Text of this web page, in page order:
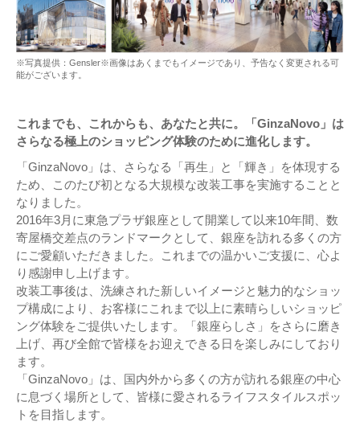
※写真提供：Gensler※画像はあくまでもイメージであり、予告なく変更される可
能がございます。
これまでも、これからも、あなたと共に。「GinzaNovo」は
さらなる極上のショッピング体験のために進化します。
「GinzaNovo」は、さらなる「再生」と「輝き」を体現する
ため、このたび初となる大規模な改装工事を実施することと
なりました。
2016年3月に東急プラザ銀座として開業して以来10年間、数
寄屋橋交差点のランドマークとして、銀座を訪れる多くの方
にご愛顧いただきました。これまでの温かいご支援に、心よ
り感謝申し上げます。
改装工事後は、洗練された新しいイメージと魅力的なショッ
プ構成により、お客様にこれまで以上に素晴らしいショッピ
ング体験をご提供いたします。「銀座らしさ」をさらに磨き
上げ、再び全館で皆様をお迎えできる日を楽しみにしており
ます。
「GinzaNovo」は、国内外から多くの方が訪れる銀座の中心
に息づく場所として、皆様に愛されるライフスタイルスポッ
トを目指します。